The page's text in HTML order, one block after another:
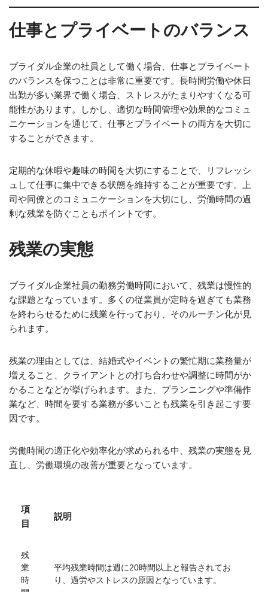
仕事とプライベートのバランス
ブライダル企業の社員として働く場合、仕事とプライベート
のバランスを保つことは非常に重要です。長時間労働や休日
出勤が多い業界で働く場合、ストレスがたまりやすくなる可
能性があります。しかし、適切な時間管理や効果的なコミュ
ニケーションを通じて、仕事とプライベートの両方を大切に
することができます。
定期的な休暇や趣味の時間を大切にすることで、リフレッシ
ュして仕事に集中できる状態を維持することが重要です。上
司や同僚とのコミュニケーションを大切にし、労働時間の過
剰な残業を防ぐこともポイントです。
残業の実態
ブライダル企業社員の勤務労働時間において、残業は慢性的
な課題となっています。多くの従業員が定時を過ぎても業務
を終わらせるために残業を行っており、そのルーチン化が見
られます。
残業の理由としては、結婚式やイベントの繁忙期に業務量が
増えること、クライアントとの打ち合わせや調整に時間がか
かることなどが挙げられます。また、プランニングや準備作
業など、時間を要する業務が多いことも残業を引き起こす要
因です。
労働時間の適正化や効率化が求められる中、残業の実態を見
直し、労働環境の改善が重要となっています。
項
目
説明
残
業
時
平均残業時間は週に20時間以上と報告されてお
り、過労やストレスの原因となっています。